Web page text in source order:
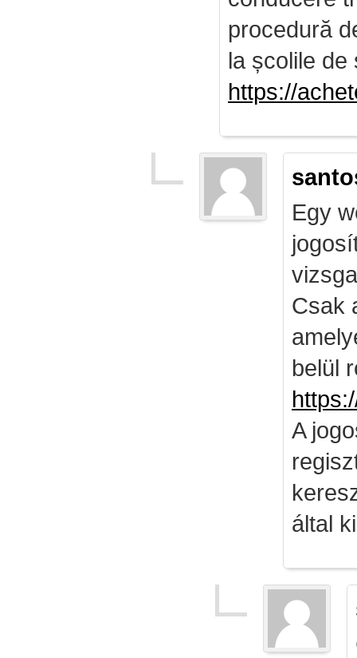
procedură
la școlile de
https://
Egy
Csak
belül
A
által